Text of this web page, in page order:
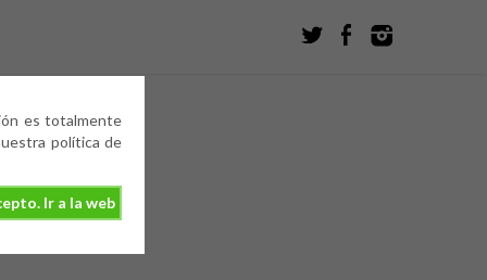
es totalmente
política de
Ir a la web